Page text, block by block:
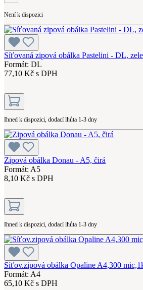
Není k dispozici
Síťovaná zipová obálka Pastelini - DL,
Formát: DL
77,10 Kč s DPH
Ihned k dispozici, dodací lhůta 1-3 dny
Zipová obálka Donau - A5, čirá
Formát: A5
8,10 Kč s DPH
Ihned k dispozici, dodací lhůta 1-3 dny
Síťov.zipová obálka Opaline A4,300
Formát: A4
65,10 Kč s DPH